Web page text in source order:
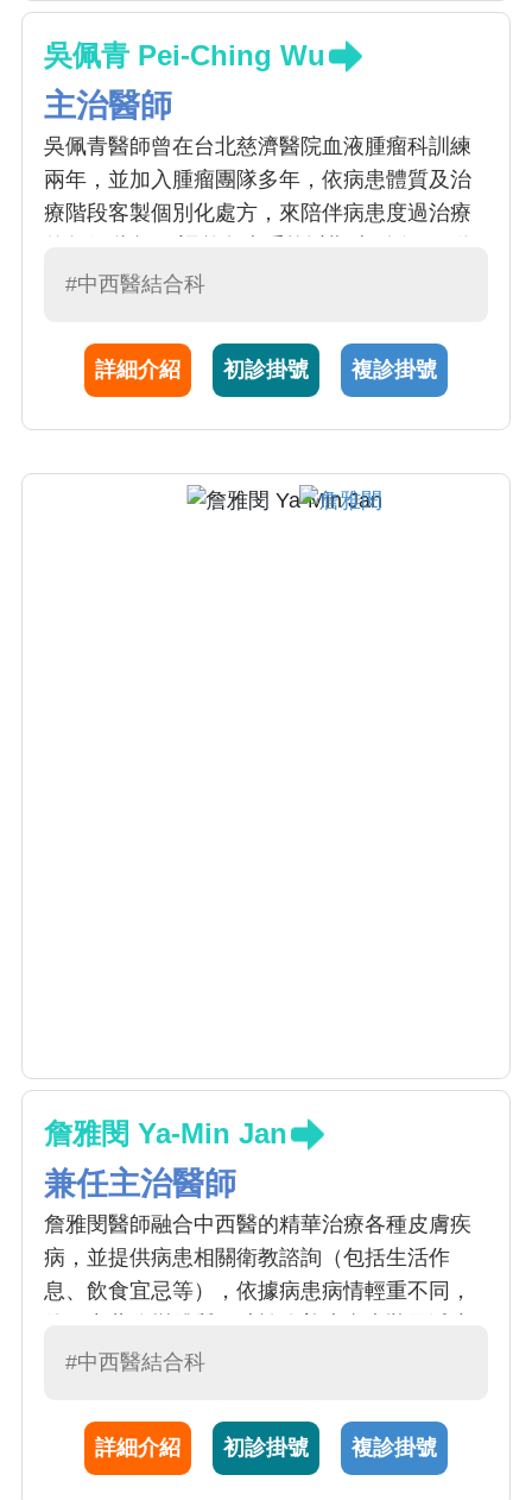
吳佩青 Pei-Ching Wu
主治醫師
吳佩青醫師曾在台北慈濟醫院血液腫瘤科訓練
兩年，並加入腫瘤團隊多年，依病患體質及治
療階段客製個別化處方，來陪伴病患度過治療
的健康狀態。 配合西醫復健的治療，加入肌肉
肉質量、體適能、體重調整及骨關節疼痛或活
動度調整，增強身體機能。
#中西醫結合科
詳細介紹 初診掛號 複診掛號
詹雅閔 Ya-Min Jan
兼任主治醫師
詹雅閔醫師融合中西醫的精華治療各種皮膚疾
病，並提供病患相關衛教諮詢（包括生活作
息、飲食宜忌等），依據病患病情輕重不同，
復發。專長為各種皮膚疾病，包括乾癬、濕疹
等)、脂漏性皮膚炎 、痤瘡 、扁平疣 、黃褐
斑、白斑、蕁麻疹。
#中西醫結合科
詳細介紹 初診掛號 複診掛號